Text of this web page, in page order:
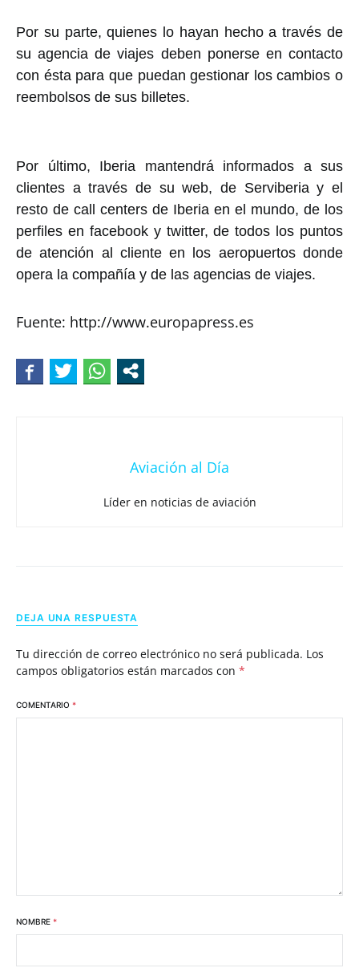
Por su parte, quienes lo hayan hecho a través de
su agencia de viajes deben ponerse en contacto
con ésta para que puedan gestionar los cambios o
reembolsos de sus billetes.
Por último, Iberia mantendrá informados a sus
clientes a través de su web, de Serviberia y el
resto de call centers de Iberia en el mundo, de los
perfiles en facebook y twitter, de todos los puntos
de atención al cliente en los aeropuertos donde
opera la compañía y de las agencias de viajes.
Fuente: http://www.europapress.es
Aviación al Día
Líder en noticias de aviación
DEJA UNA RESPUESTA
Tu dirección de correo electrónico no será publicada. Los
campos obligatorios están marcados con *
COMENTARIO *
NOMBRE *